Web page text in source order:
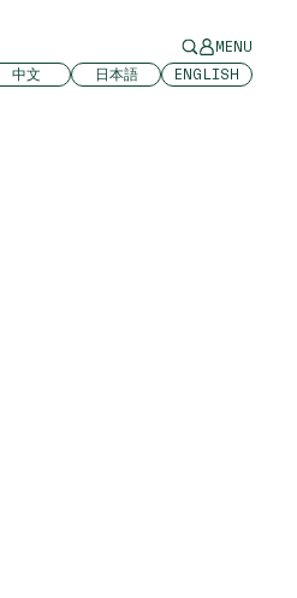
MENU
中文
日本語 ENGLISH